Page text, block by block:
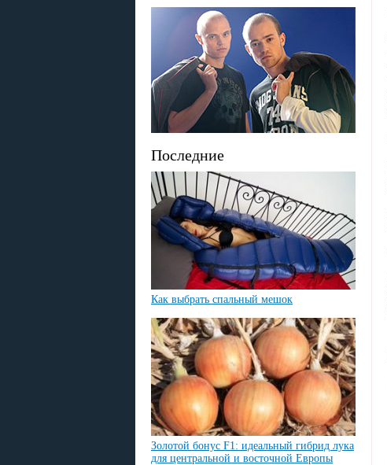
Последние
Как выбрать спальный мешок
Золотой бонус F1: идеальный гибрид лука
для центральной и восточной Европы